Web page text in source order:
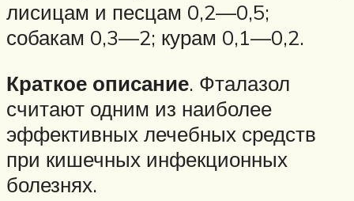
лисицам и песцам 0,2—0,5;
собакам 0,3—2; курам 0,1—0,2.
Краткое описание. Фталазол
считают одним из наиболее
эффективных лечебных средств
при кишечных инфекционных
болезнях.